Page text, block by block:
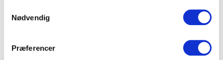
Nødvendig
Præferencer